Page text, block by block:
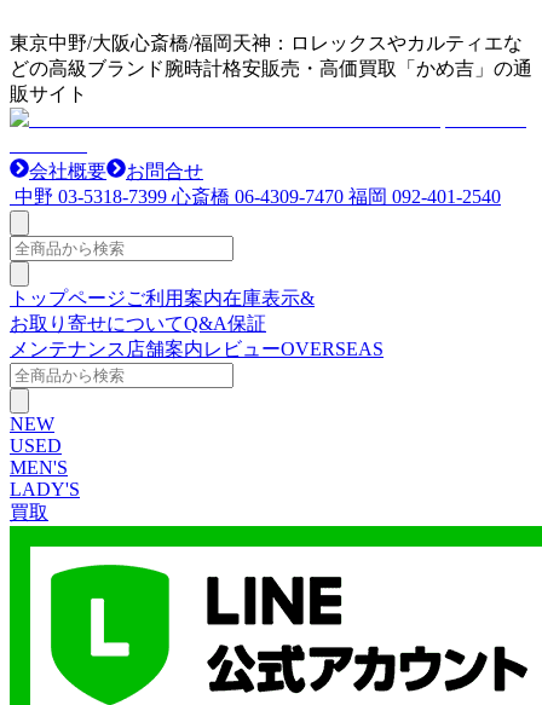
東京中野/大阪心斎橋/福岡天神：ロレックスやカルティエな
どの高級ブランド腕時計格安販売・高価買取「かめ吉」の通
販サイト
会社概要
お問合せ
中野 03-5318-7399 心斎橋 06-4309-7470 福岡 092-401-2540
トップページご利用案内在庫表示&
お取り寄せについてQ&A保証
メンテナンス 店舗案内レビューOVERSEAS
NEW
USED
MEN'S
LADY'S
買取